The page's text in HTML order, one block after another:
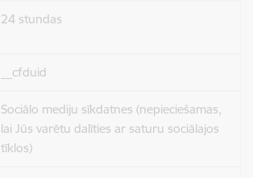
24 stundas
__cfduid
Sociālo mediju sīkdatnes (nepieciešamas,
lai Jūs varētu dalīties ar saturu sociālajos
tīklos)